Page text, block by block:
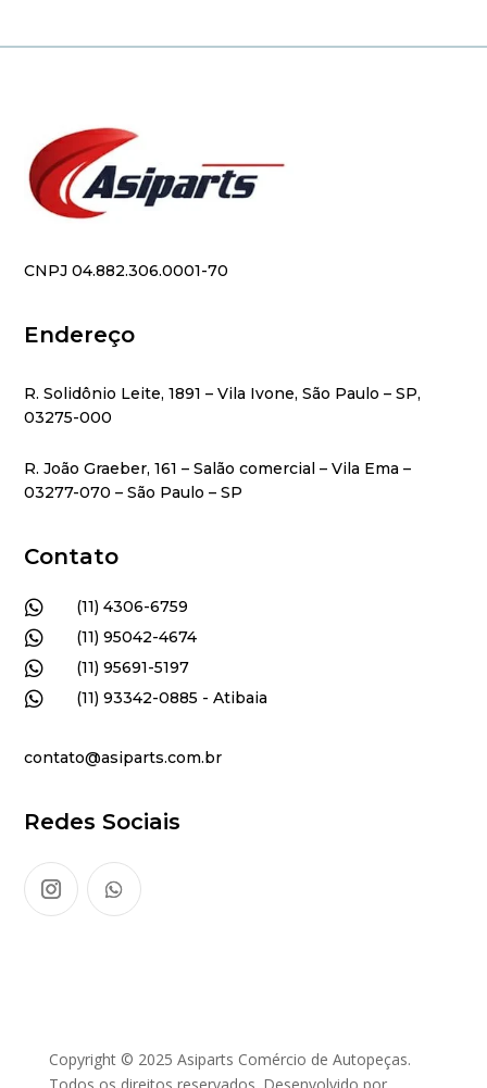
CNPJ 04.882.306.0001-70
Endereço
R. Solidônio Leite, 1891 – Vila Ivone, São Paulo – SP,
03275-000
R. João Graeber, 161 – Salão comercial – Vila Ema –
03277-070 – São Paulo – SP
Contato
 (11) 4306-6759
 (11) 95042-4674
 (11) 95691-5197
 (11) 93342-0885 - Atibaia
contato@asiparts.com.br
Redes Sociais
Copyright © 2025 Asiparts Comércio de Autopeças.